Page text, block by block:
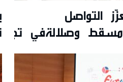
التواصل
مسقط وصلالةفي